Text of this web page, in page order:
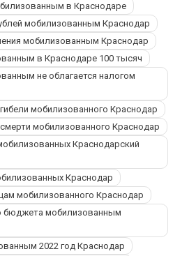
в Краснодаре
мобилизованным Краснодар
мобилизованным Краснодар
в Краснодаре 100 тысяч
не облагается налогом
мобилизованного Краснодар
мобилизованного Краснодар
Краснодарский
Краснодар
мобилизованного Краснодар
бюджета мобилизованным
2022 год Краснодар